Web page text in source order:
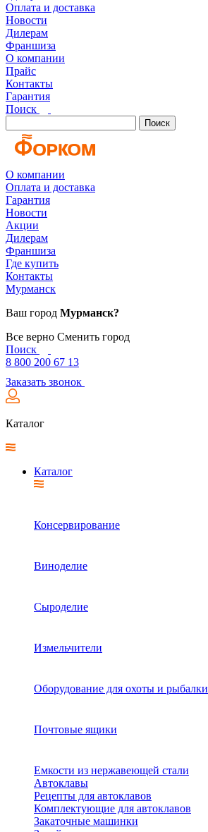
Оплата и доставка
Новости
Дилерам
Франшиза
О компании
Прайс
Контакты
Гарантия
Поиск
Поиск
О компании
Оплата и доставка
Гарантия
Новости
Акции
Дилерам
Франшиза
Где купить
Контакты
Мурманск
Ваш город Мурманск?
Все верно Сменить город
Поиск
8 800 200 67 13
Заказать звонок
Каталог
Каталог
Консервирование
Виноделие
Сыроделие
Измельчители
Оборудование для охоты и рыбалки
Почтовые ящики
Емкости из нержавеющей стали
Автоклавы
Рецепты для автоклавов
Комплектующие для автоклавов
Закаточные машинки